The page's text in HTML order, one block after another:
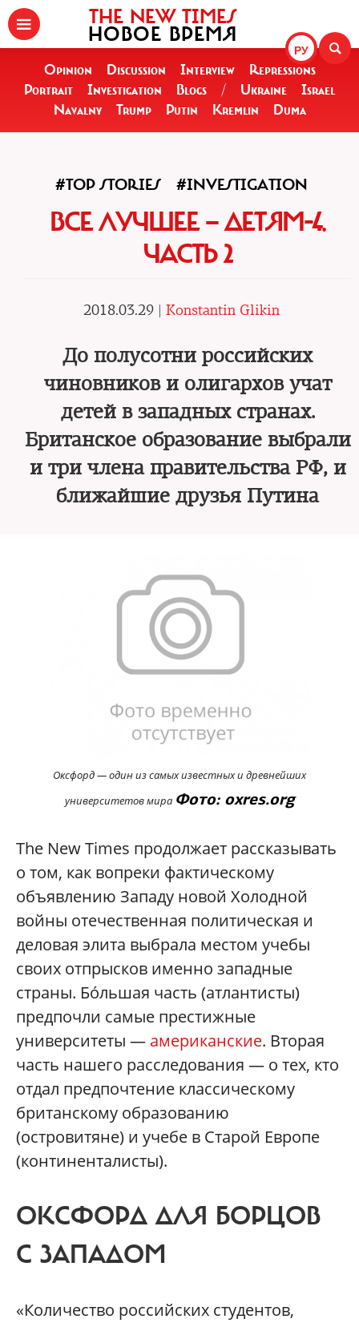
РУ
THE NEW TIMES
НОВОЕ ВРЕМЯ
Opinion Discussion Interview
Repressions
Portrait
Investigation Blogs / Ukraine
Israel
Navalny
Trump Putin Kremlin Duma
#TOP STORIES #INVESTIGATION
ВСЕ ЛУЧШЕЕ — ДЕТЯМ-4.
ЧАСТЬ 2
2018.03.29 | Konstantin Glikin
До полусотни российских
чиновников и олигархов учат
детей в западных странах.
Британское образование выбрали
и три члена правительства РФ, и
ближайшие друзья Путина
Оксфорд — один из самых известных и древнейших
университетов мира Фото: oxres.org
The New Times продолжает рассказывать
о том, как вопреки фактическому
объявлению Западу новой Холодной
войны отечественная политическая и
деловая элита выбрала местом учебы
своих отпрысков именно западные
страны. Бóльшая часть (атлантисты)
предпочли самые престижные
университеты — американские. Вторая
часть нашего расследования — о тех, кто
отдал предпочтение классическому
британскому образованию
(островитяне) и учебе в Старой Европе
(континенталисты).
ОКСФОРД ДЛЯ БОРЦОВ
С ЗАПАДОМ
«Количество российских студентов,